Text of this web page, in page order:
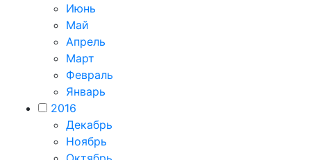
Июнь
Май
Апрель
Март
Февраль
Январь
2016
Декабрь
Ноябрь